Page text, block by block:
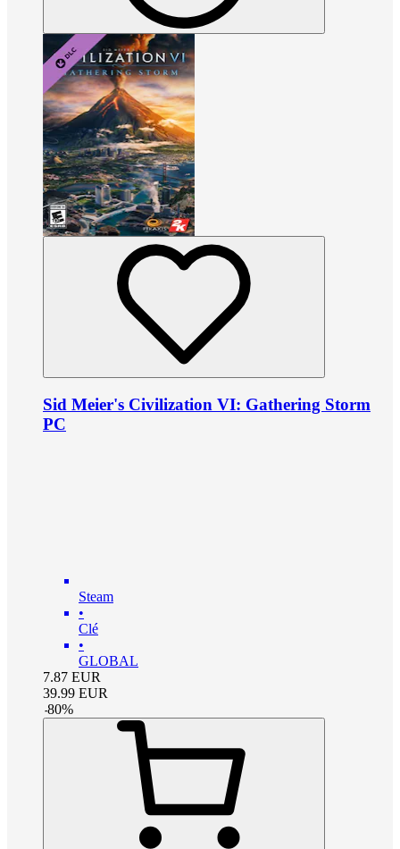
Sid Meier's Civilization VI: Gathering Storm
PC
Steam
•
Clé
•
GLOBAL
7.87 EUR
39.99 EUR
-80%